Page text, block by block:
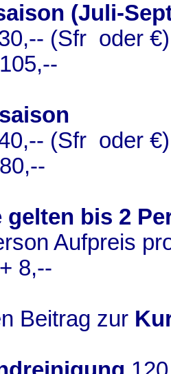
(Juli-
(Sfr oder
(Sfr oder
gelten bis 2
Aufpreis
8,--
Beitrag zur